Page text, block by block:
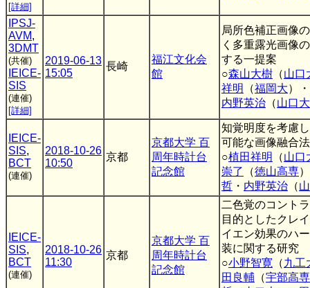
[詳細]
IPSJ-
AVM,
3DMT
(共催)
IEICE-
SIS
(連催)
[詳細]
2019-06-13
15:05
長崎
福江文化会
館
局所色補正画像
く多重露光画像
する一提案
○森山大樹 （山口
祥明
（福岡大）・
内野英治 （山口大
IEICE-
SIS,
BCT
(連催)
2018-10-26
10:50
京都
京都大学 百
周年時計台
記念館
知覚明度を考慮
可能な画像融合
○植田祥明 （山口
崇了
（徳山高専
哲 ・ 内野英治 （
IEICE-
SIS,
BCT
(連催)
2018-10-26
11:30
京都
京都大学 百
周年時計台
記念館
二色覚のコント
目的としたクレ
イエン効果のハ
装に関する研究
○小野智寛 （九工
田良輔 （宇部高専